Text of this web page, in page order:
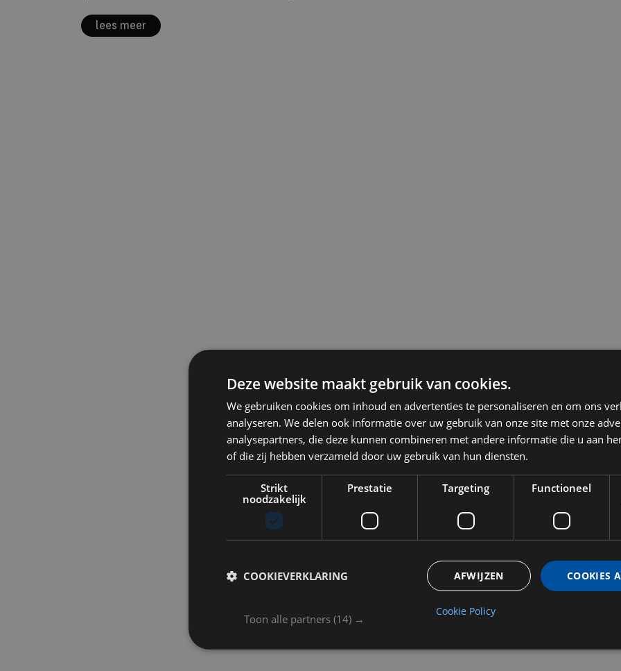
lees meer
Deze website maakt gebruik van cookies.
We gebruiken cookies om inhoud en advertenties te personaliseren en om ons
analyseren. We delen ook informatie over uw gebruik van onze site met onze
analysepartners, die deze kunnen combineren met andere informatie die u aan
of die zij hebben verzameld door uw gebruik van hun diensten.
Toon alle partners (14) →
Strikt
noodzakelijk
Prestatie Targeting Functioneel
COOKIES
AFWIJZEN
COOKIEVERKLARING
Cookie Policy